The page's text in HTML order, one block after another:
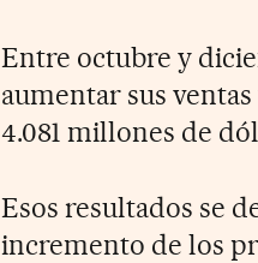
Entre octubre y
aumentar sus
4.081 millones de
Esos resultados se
incremento de los